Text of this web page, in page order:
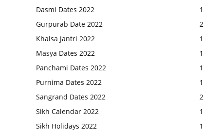
Dasmi Dates 2022
1
Gurpurab Date 2022
2
Khalsa Jantri 2022
1
Masya Dates 2022
1
Panchami Dates 2022
1
Purnima Dates 2022
1
Sangrand Dates 2022
2
Sikh Calendar 2022
1
Sikh Holidays 2022
1